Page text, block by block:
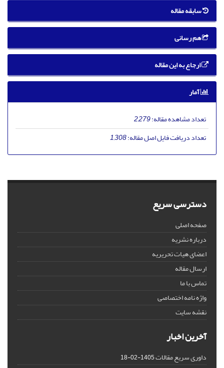
سابقه مقاله
هم رسانی
ارجاع به این مقاله
آمار
تعداد مشاهده مقاله:2,279
تعداد دریافت فایل اصل مقاله:1,308
دسترسی سریع
صفحه اصلی
درباره نشریه
اعضای هیات تحریریه
ارسال مقاله
تماس با ما
واژه نامه اختصاصی
نقشه سایت
آخرین اخبار
داوری سریع مقالات1405-02-18